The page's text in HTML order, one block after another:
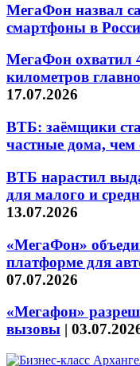
МегаФон назвал
смартфоны в
МегаФон охватил
километров
17.07.2026
ВТБ: заёмщики
частные дома, чем
ВТБ нарастил
для малого и
13.07.2026
«МегаФон»
платформе для
07.07.2026
«Мегафон»
вызовы |